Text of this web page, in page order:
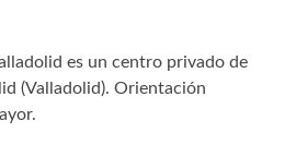
es un centro privado de
(Valladolid). Orientación